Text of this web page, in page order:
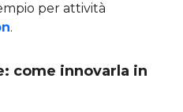
per attività
.
come innovarla in